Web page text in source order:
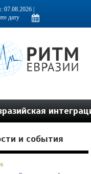
посвященное актуальным
07.08.2026 |
и события